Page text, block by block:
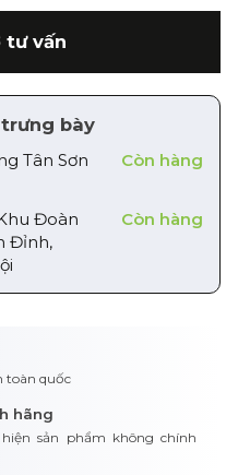
tư vấn
bày
Tân Sơn
Còn hàng
Đoàn
Đỉnh,
Còn hàng
toàn quốc
hãng
sản phẩm không chính